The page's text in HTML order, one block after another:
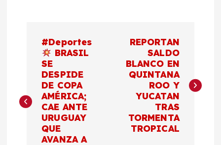
e
#Deportes
BRASIL
SE
DESPIDE
DE COPA
AMÉRICA;
CAE ANTE
URUGUAY
QUE
AVANZA A
REPORTAN
SALDO
BLANCO EN
QUINTANA
ROO Y
YUCATAN
TRAS
TORMENTA
TROPICAL